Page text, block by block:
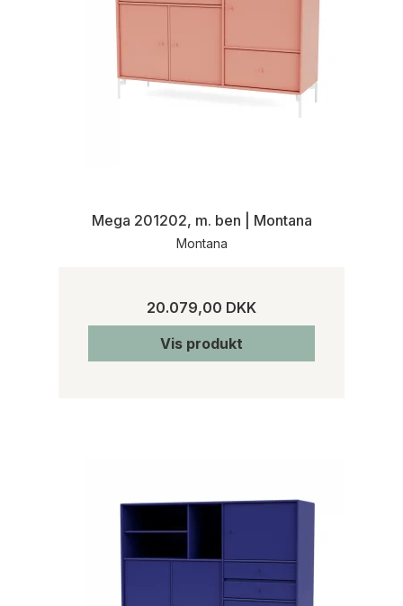
Mega 201202, m. ben | Montana
Montana
20.079,00 DKK
Vis produkt